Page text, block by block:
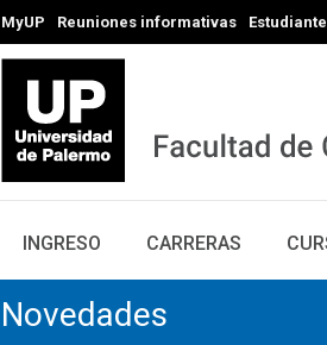
MyUP Reuniones informativas
INGRESO CARRERAS
Novedades